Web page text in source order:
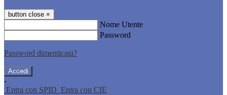
button close ×
Nome Utente
Password
Password dimenticata?
-
Entra con SPID Entra con CIE